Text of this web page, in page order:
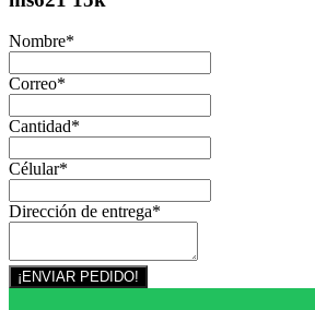
Nombre*
Correo*
Cantidad*
Célular*
Dirección de entrega*
¡ENVIAR PEDIDO!